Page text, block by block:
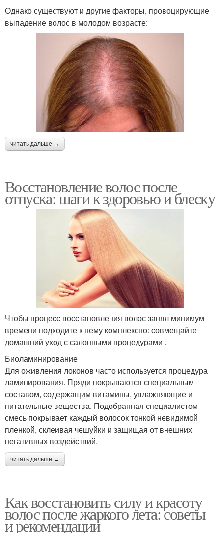
Однако существуют и другие факторы, провоцирующие
выпадение волос в молодом возрасте:
читать дальше →
Восстановление волос после
отпуска: шаги к здоровью и блеску
Чтобы процесс восстановления волос занял минимум
времени подходите к нему комплексно: совмещайте
домашний уход с салонными процедурами .
Биоламинирование
Для оживления локонов часто используется процедура
ламинирования. Пряди покрываются специальным
составом, содержащим витамины, увлажняющие и
питательные вещества. Подобранная специалистом
смесь покрывает каждый волосок тонкой невидимой
пленкой, склеивая чешуйки и защищая от внешних
негативных воздействий.
читать дальше →
Как восстановить силу и красоту
волос после жаркого лета: советы
и рекомендации